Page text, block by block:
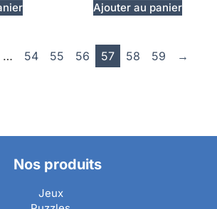
Ajouter au panier
… 54 55 56 57 58 59 →
Nos produits
Jeux